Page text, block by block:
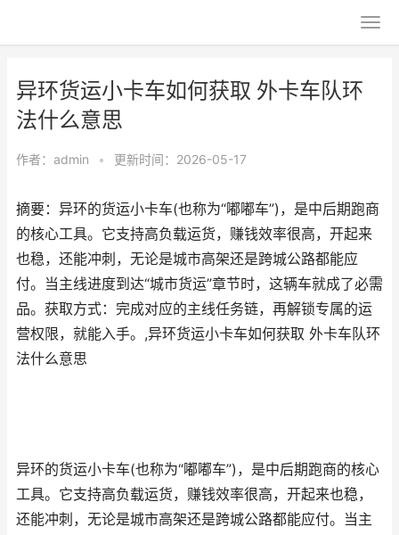
异环货运小卡车如何获取 外卡车队环
法什么意思
作者： admin • 更新时间：2026-05-17
摘要：异环的货运小卡车(也称为“嘟嘟车”)，是中后期跑商
的核心工具。它支持高负载运货，赚钱效率很高，开起来
也稳，还能冲刺，无论是城市高架还是跨城公路都能应
付。当主线进度到达“城市货运”章节时，这辆车就成了必需
品。获取方式：完成对应的主线任务链，再解锁专属的运
营权限，就能入手。,异环货运小卡车如何获取 外卡车队环
法什么意思
异环的货运小卡车(也称为“嘟嘟车”)，是中后期跑商的核心
工具。它支持高负载运货，赚钱效率很高，开起来也稳，
还能冲刺，无论是城市高架还是跨城公路都能应付。当主